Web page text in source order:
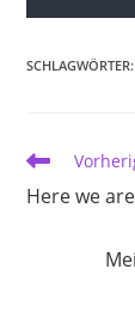
SCHLAGWÖRTER
Weitere
ansehen
Here we are